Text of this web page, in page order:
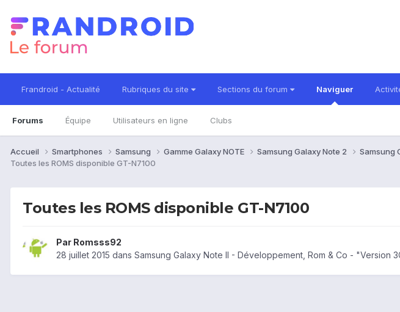
Frandroid - Actualité Rubriques du site Sections du forum Naviguer
Forums Équipe Utilisateurs en ligne Clubs
Accueil Smartphones Samsung Gamme Galaxy NOTE Samsung Galaxy Note 2
Samsung
Toutes les ROMS disponible GT-N7100
Toutes les ROMS disponible GT-N7100
Par Romsss92
28 juillet 2015 dans Samsung Galaxy Note II - Développement, Rom & Co - "Version